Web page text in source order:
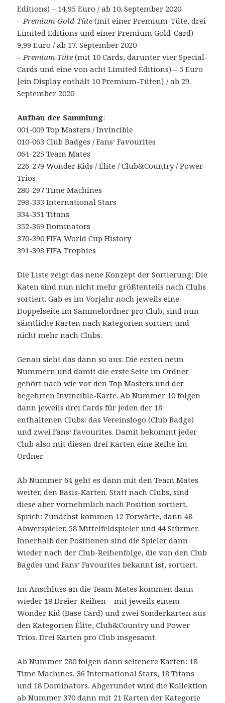
Editions) – 14,95 Euro / ab 10. September 2020
– Premium-Gold-Tüte (mit einer Premium-Tüte, drei
Limited Editions und einer Premium Gold-Card) –
9,99 Euro / ab 17. September 2020
– Premium-Tüte (mit 10 Cards, darunter vier Special-
Cards und eine von acht Limited Editions) – 5 Euro
[ein Display enthält 10 Premium-Tüten] / ab 29.
September 2020
Aufbau der Sammlung:
001-009 Top Masters / Invincible
010-063 Club Badges / Fans‘ Favourites
064-225 Team Mates
226-279 Wonder Kids / Élite / Club&Country / Power
Trios
280-297 Time Machines
298-333 International Stars
334-351 Titans
352-369 Dominators
370-390 FIFA World Cup History
391-398 FIFA Trophies
Die Liste zeigt das neue Konzept der Sortierung: Die
Katen sind nun nicht mehr größtenteils nach Clubs
sortiert. Gab es im Vorjahr noch jeweils eine
Doppelseite im Sammelordner pro Club, sind nun
sämtliche Karten nach Kategorien sortiert und
nicht mehr nach Clubs.
Genau sieht das dann so aus: Die ersten neun
Nummern und damit die erste Seite im Ordner
gehört nach wie vor den Top Masters und der
begehrten Invincible-Karte. Ab Nummer 10 folgen
dann jeweils drei Cards für jeden der 18
enthaltenen Clubs: das Vereinslogo (Club Badge)
und zwei Fans‘ Favourites. Damit bekommt jeder
Club also mit diesen drei Karten eine Reihe im
Ordner.
Ab Nummer 64 geht es dann mit den Team Mates
weiter, den Basis-Karten. Statt nach Clubs, sind
diese aber vornehmlich nach Position sortiert.
Sprich: Zunächst kommen 12 Torwärte, dann 48
Abwerspieler, 58 Mittelfeldspieler und 44 Stürmer.
Innerhalb der Positionen sind die Spieler dann
wieder nach der Club-Reihenfolge, die von den Club
Bagdes und Fans‘ Favourites bekannt ist, sortiert.
Im Anschluss an die Team Mates kommen dann
wieder 18 Dreier-Reihen – mit jeweils einem
Wonder Kid (Base Card) und zwei Sonderkarten aus
den Kategorien Élite, Club&Country und Power
Trios. Drei Karten pro Club insgesamt.
Ab Nummer 280 folgen dann seltenere Karten: 18
Time Machines, 36 International Stars, 18 Titans
und 18 Dominators. Abgerundet wird die Kollektion
ab Nummer 370 dann mit 21 Karten der Kategorie